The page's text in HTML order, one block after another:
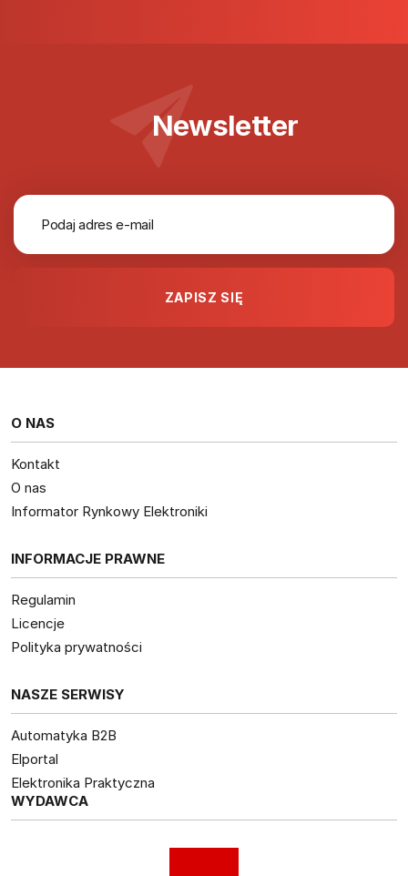
Newsletter
O NAS
Kontakt
O nas
Informator Rynkowy Elektroniki
INFORMACJE PRAWNE
Regulamin
Licencje
Polityka prywatności
NASZE SERWISY
Automatyka B2B
Elportal
Elektronika Praktyczna
WYDAWCA